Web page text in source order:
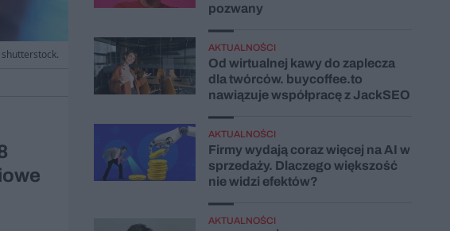
shutterstock.
pozwany
AKTUALNOŚCI
Od wirtualnej kawy do zaplecza
dla twórców. buycoffee.to
nawiązuje współpracę z JackSEO
AKTUALNOŚCI
Firmy wydają coraz więcej na AI w
sprzedaży. Dlaczego większość
nie widzi efektów?
AKTUALNOŚCI